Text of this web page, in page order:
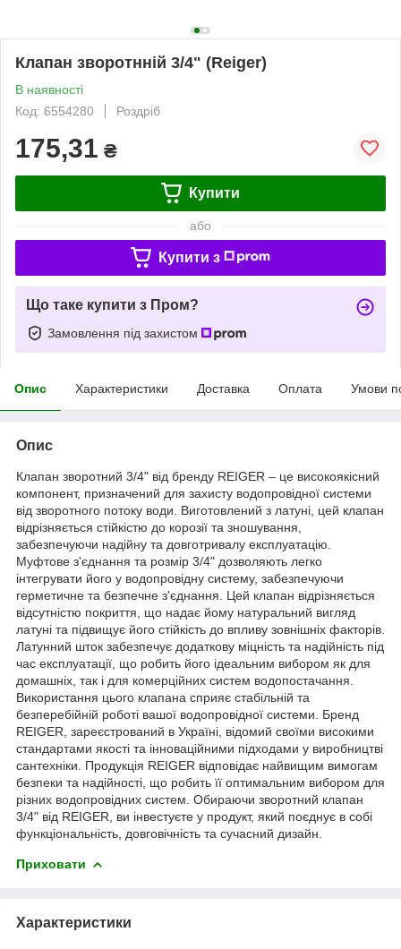
Клапан зворотнній 3/4" (Reiger)
В наявності
Код: 6554280
Роздріб
175,31 ₴
Купити
або
Купити з
Що таке купити з Пром?
Замовлення під захистом
Опис Характеристики Доставка Оплата Умови
Опис
Клапан зворотний 3/4" від бренду REIGER – це високоякісний
компонент, призначений для захисту водопровідної системи
від зворотного потоку води. Виготовлений з латуні, цей клапан
відрізняється стійкістю до корозії та зношування,
забезпечуючи надійну та довготривалу експлуатацію.
Муфтове з'єднання та розмір 3/4" дозволяють легко
інтегрувати його у водопровідну систему, забезпечуючи
герметичне та безпечне з'єднання. Цей клапан відрізняється
відсутністю покриття, що надає йому натуральний вигляд
латуні та підвищує його стійкість до впливу зовнішніх факторів.
Латунний шток забезпечує додаткову міцність та надійність під
час експлуатації, що робить його ідеальним вибором як для
домашніх, так і для комерційних систем водопостачання.
Використання цього клапана сприяє стабільній та
безперебійній роботі вашої водопровідної системи. Бренд
REIGER, зареєстрований в Україні, відомий своїми високими
стандартами якості та інноваційними підходами у виробництві
сантехніки. Продукція REIGER відповідає найвищим вимогам
безпеки та надійності, що робить її оптимальним вибором для
різних водопровідних систем. Обираючи зворотний клапан
3/4" від REIGER, ви інвестуєте у продукт, який поєднує в собі
функціональність, довговічність та сучасний дизайн.
Приховати
Характеристики